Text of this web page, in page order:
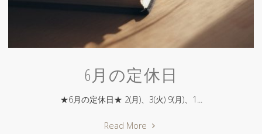
6月の定休日
★6月の定休日★ 2(月)、3(火) 9(月)、1...
Read More "6